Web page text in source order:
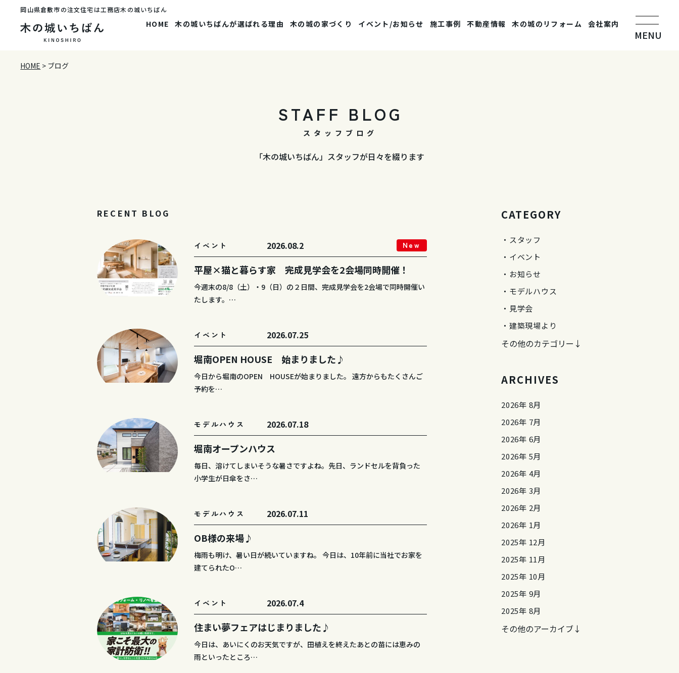
岡山県倉敷市の注文住宅は工務店木の城いちばん
HOME 木の城いちばんが選ばれる理由 木の城の家づくり イベント/お知らせ 施工事例 不動産情報 木の城のリフォーム 会社案内
MENU
HOME > ブログ
STAFF BLOG
スタッフブログ
「木の城いちばん」スタッフが日々を綴ります
RECENT BLOG
イベント 2026.08.2 New
平屋×猫と暮らす家 完成見学会を2会場同時開催！
今週末の8/8（土）・9（日）の２日間、完成見学会を2会場で同時開催い
たします。…
イベント 2026.07.25
堀南OPEN HOUSE 始まりました♪
今日から堀南のOPEN HOUSEが始まりました。 遠方からもたくさんご
予約を…
モデルハウス 2026.07.18
堀南オープンハウス
毎日、溶けてしまいそうな暑さですよね。先日、ランドセルを背負った
小学生が日傘をさ…
モデルハウス 2026.07.11
OB様の来場♪
梅雨も明け、暑い日が続いていますね。 今日は、10年前に当社でお家を
建てられたO…
イベント 2026.07.4
住まい夢フェアはじまりました♪
今日は、あいにくのお天気ですが、田植えを終えたあとの苗には恵みの
雨といったところ…
CATEGORY
スタッフ
イベント
お知らせ
モデルハウス
見学会
建築現場より
その他のカテゴリー↓
ARCHIVES
2026年 8月
2026年 7月
2026年 6月
2026年 5月
2026年 4月
2026年 3月
2026年 2月
2026年 1月
2025年 12月
2025年 11月
2025年 10月
2025年 9月
2025年 8月
その他のアーカイブ↓